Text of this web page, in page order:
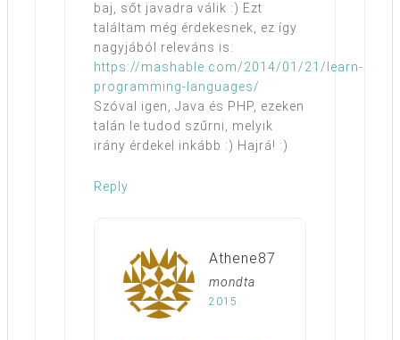
baj, sőt javadra válik :) Ezt
találtam még érdekesnek, ez így
nagyjából releváns is:
https://mashable.com/2014/01/21/learn-
programming-languages/
Szóval igen, Java és PHP, ezeken
talán le tudod szűrni, melyik
irány érdekel inkább :) Hajrá! :)
Reply
Athene87
mondta
2015.